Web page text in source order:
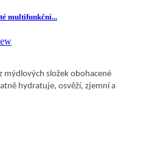
multifunkční...
složek obohacené
hydratuje, osvěží, zjemní a